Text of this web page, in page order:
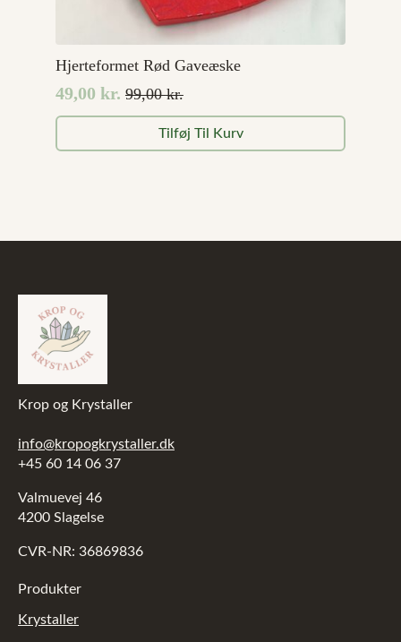
Hjerteformet Rød Gaveæske
99,00kr.
Den
oprindelige
pris
49,00 kr.
Den
aktuelle
pris
Tilføj Til Kurv
Krop og Krystaller
info@kropogkrystaller.dk
+45 60 14 06 37
Valmuevej 46
4200 Slagelse
CVR-NR: 36869836
Produkter
Krystaller